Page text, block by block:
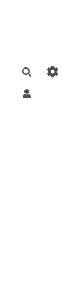
Rechercher